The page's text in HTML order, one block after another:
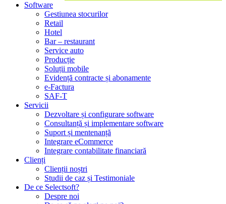
Software
Gestiunea stocurilor
Retail
Hotel
Bar – restaurant
Service auto
Producție
Soluții mobile
Evidență contracte și abonamente
e-Factura
SAF-T
Servicii
Dezvoltare și configurare software
Consultanță și implementare software
Suport și mentenanță
Integrare eCommerce
Integrare contabilitate financiară
Clienți
Clienții noștri
Studii de caz și Testimoniale
De ce Selectsoft?
Despre noi